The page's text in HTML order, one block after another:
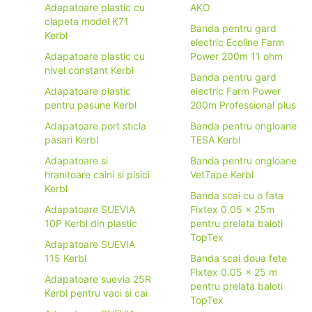
Adapatoare plastic cu
clapeta model K71
Kerbl
Adapatoare plastic cu
nivel constant Kerbl
Adapatoare plastic
pentru pasune Kerbl
Adapatoare port sticla
pasari Kerbl
Adapatoare si
hranitoare caini si pisici
Kerbl
Adapatoare SUEVIA
10P Kerbl din plastic
Adapatoare SUEVIA
115 Kerbl
Adapatoare suevia 25R
Kerbl pentru vaci si cai
AKO
Banda pentru gard
electric Ecoline Farm
Power 200m 11 ohm
Banda pentru gard
electric Farm Power
200m Professional plus
Banda pentru ongloane
TESA Kerbl
Banda pentru ongloane
VetTape Kerbl
Banda scai cu o fata
Fixtex 0.05 x 25m
pentru prelata baloti
TopTex
Banda scai doua fete
Fixtex 0.05 x 25 m
pentru prelata baloti
TopTex